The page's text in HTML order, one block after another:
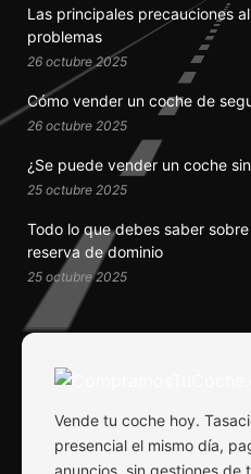
Vende tu coche hoy.
presencial el mismo día,
anuncios, sin gestiones de
Las principales precauciones
problemas
26 octubre 2025
Cómo vender un coche de
26 octubre 2025
¿Se puede vender un coche
25 octubre 2025
Todo lo que debes saber
reserva de dominio
25 octubre 2025